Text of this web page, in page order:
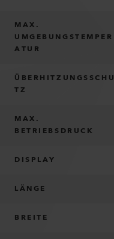
MAX.
UMGEBUNGSTEMPER
ATUR
ÜBERHITZUNGSSCHU
TZ
MAX.
BETRIEBSDRUCK
DISPLAY
LÄNGE
BREITE